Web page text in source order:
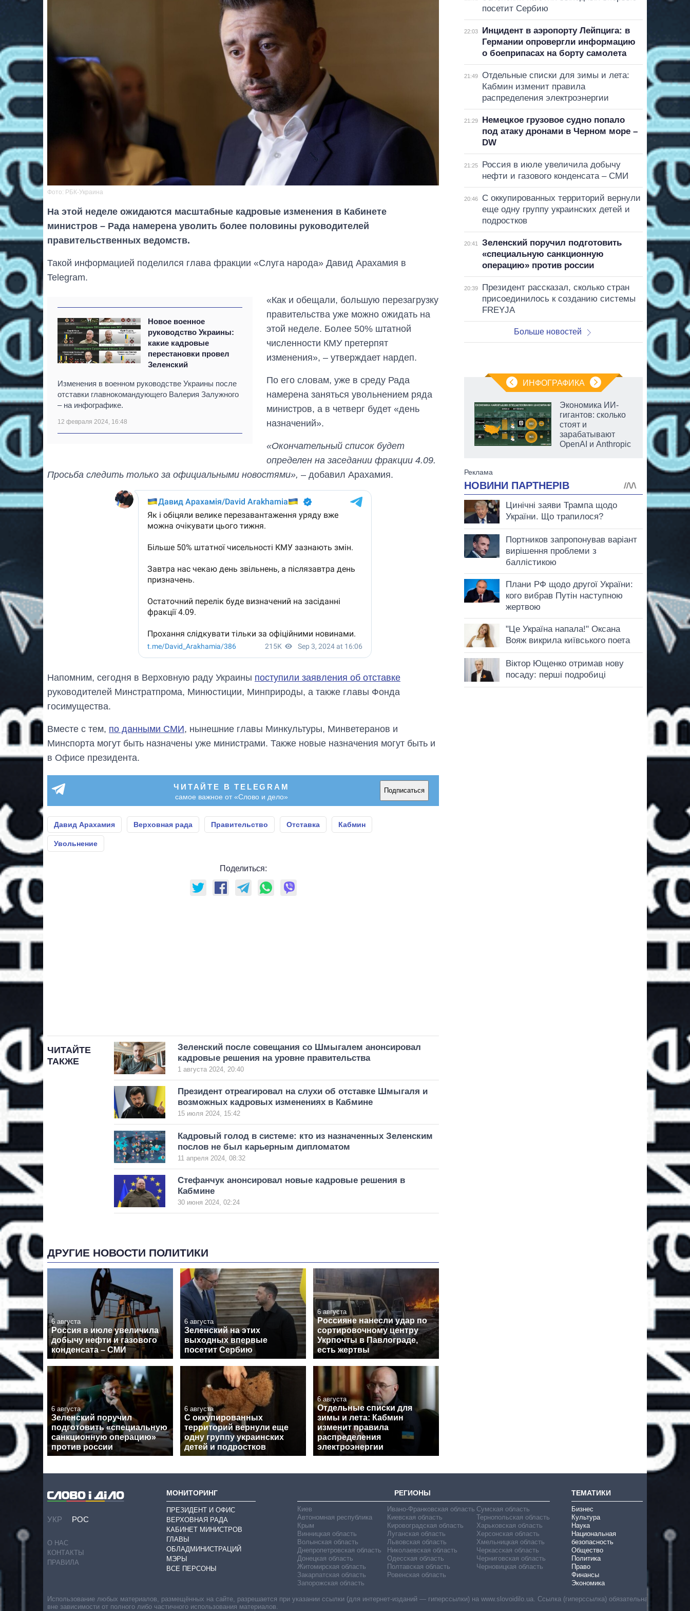
Фото: РБК-Украина
На этой неделе ожидаются масштабные кадровые изменения в Кабинете
министров – Рада намерена уволить более половины руководителей
правительственных ведомств.
Такой информацией поделился глава фракции «Слуга народа» Давид Арахамия в
Telegram.
Новое военное
руководство Украины:
какие кадровые
перестановки провел
Зеленский
Изменения в военном руководстве Украины после
отставки главнокомандующего Валерия Залужного
– на инфографике.
12 февраля 2024, 16:48
«Как и обещали, большую перезагрузку
правительства уже можно ожидать на
этой неделе. Более 50% штатной
численности КМУ претерпят
изменения», – утверждает нардеп.
По его словам, уже в среду Рада
намерена заняться увольнением ряда
министров, а в четверг будет «день
назначений».
«Окончательный список будет
определен на заседании фракции 4.09.
Просьба следить только за официальными новостями», – добавил Арахамия.
Напомним, сегодня в Верховную раду Украины поступили заявления об отставке
руководителей Минстратпрома, Минюстиции, Минприроды, а также главы Фонда
госимущества.
Вместе с тем, по данными СМИ, нынешние главы Минкультуры, Минветеранов и
Минспорта могут быть назначены уже министрами. Также новые назначения могут быть и
в Офисе президента.
ЧИТАЙТЕ В TELEGRAM
самое важное от «Слово и дело»
Подписаться
Давид Арахамия Верховная рада Правительство Отставка Кабмин
Увольнение
Поделиться:
ЧИТАЙТЕ
ТАКЖЕ
Зеленский после совещания со Шмыгалем анонсировал
кадровые решения на уровне правительства
1 августа 2024, 20:40
Президент отреагировал на слухи об отставке Шмыгаля и
возможных кадровых изменениях в Кабмине
15 июля 2024, 15:42
Кадровый голод в системе: кто из назначенных Зеленским
послов не был карьерным дипломатом
11 апреля 2024, 08:32
Стефанчук анонсировал новые кадровые решения в
Кабмине
30 июня 2024, 02:24
ДРУГИЕ НОВОСТИ ПОЛИТИКИ
6 августа
Россия в июле увеличила
добычу нефти и газового
конденсата – СМИ
6 августа
Зеленский на этих
выходных впервые
посетит Сербию
6 августа
Россияне нанесли удар по
сортировочному центру
Укрпочты в Павлограде,
есть жертвы
6 августа
Зеленский поручил
подготовить «специальную
санкционную операцию»
против россии
6 августа
С оккупированных
территорий вернули еще
одну группу украинских
детей и подростков
6 августа
Отдельные списки для
зимы и лета: Кабмин
изменит правила
распределения
электроэнергии
посетит Сербию
22:03
Инцидент в аэропорту Лейпцига: в
Германии опровергли информацию
о боеприпасах на борту самолета
21:49
Отдельные списки для зимы и лета:
Кабмин изменит правила
распределения электроэнергии
21:29
Немецкое грузовое судно попало
под атаку дронами в Черном море –
DW
21:25
Россия в июле увеличила добычу
нефти и газового конденсата – СМИ
20:46
С оккупированных территорий вернули
еще одну группу украинских детей и
подростков
20:41
Зеленский поручил подготовить
«специальную санкционную
операцию» против россии
20:39
Президент рассказал, сколько стран
присоединилось к созданию системы
FREYJA
Больше новостей
ИНФОГРАФИКА
Как выросли
тарифы на
на начало августа
Экономика ИИ-
гигантов: сколько
стоят и
зарабатывают
OpenAI и Anthropic
УКР РОС
О НАС
КОНТАКТЫ
ПРАВИЛА
МОНИТОРИНГ
ПРЕЗИДЕНТ И ОФИС
ВЕРХОВНАЯ РАДА
КАБИНЕТ МИНИСТРОВ
ГЛАВЫ
ОБЛАДМИНИСТРАЦИЙ
МЭРЫ
ВСЕ ПЕРСОНЫ
РЕГИОНЫ
Киев
Автономная республика
Крым
Винницкая область
Волынская область
Днепропетровская область
Донецкая область
Житомирская область
Закарпатская область
Запорожская область
Ивано-Франковская область
Киевская область
Кировоградская область
Луганская область
Львовская область
Николаевская область
Одесская область
Полтавская область
Ровенская область
Сумская область
Тернопольская область
Харьковская область
Херсонская область
Хмельницкая область
Черкасская область
Черниговская область
Черновицкая область
ТЕМАТИКИ
Бизнес
Культура
Наука
Национальная
безопасность
Общество
Политика
Право
Финансы
Экономика
Использование любых материалов, размещённых на сайте, разрешается при указании ссылки (для интернет-изданий — гиперссылки) на www.slovoidilo.ua. Ссылка (гиперссылка) обязательна
вне зависимости от полного либо частичного использования материалов.